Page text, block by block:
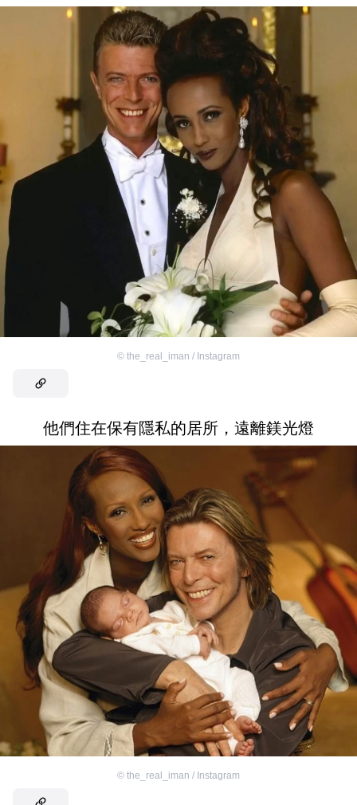
© the_real_iman / Instagram
他們住在保有隱私的居所，遠離鎂光燈
© the_real_iman / Instagram